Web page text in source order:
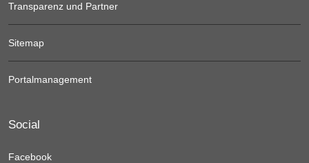
Transparenz und Partner
Sitemap
Portalmanagement
Social
Facebook